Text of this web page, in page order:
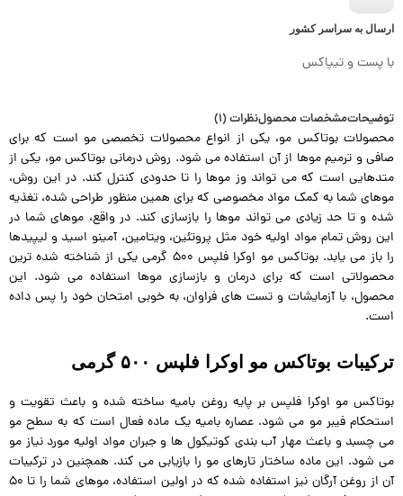
ارسال به سراسر کشور
با پست و تیپاکس
توضیحاتمشخصات محصولنظرات (1)
محصولات بوتاکس مو، یکی از انواع محصولات تخصصی مو است که برای
صافی و ترمیم موها از آن استفاده می شود. روش درمانی بوتاکس مو، یکی از
متدهایی است که می تواند وز موها را تا حدودی کنترل کند. در این روش،
موهای شما به کمک مواد مخصوصی که برای همین منظور طراحی شده، تغذیه
شده و تا حد زیادی می تواند موها را بازسازی کند. در واقع، موهای شما در
این روش تمام مواد اولیه خود مثل پروتئین، ویتامین، آمینو اسید و لیپیدها
را باز می یابد. بوتاکس مو اوکرا فلپس ۵۰۰ گرمی یکی از شناخته شده ترین
محصولاتی است که برای درمان و بازسازی موها استفاده می شود. این
محصول، با آزمایشات و تست های فراوان، به خوبی امتحان خود را پس داده
است.
ترکیبات بوتاکس مو اوکرا فلپس ۵۰۰ گرمی
بوتاکس مو اوکرا فلپس بر پایه روغن بامیه ساخته شده و باعث تقویت و
استحکام فیبر مو می شود. عصاره بامیه یک ماده فعال است که به سطح مو
می چسبد و باعث مهار آب بندی کوتیکول ها و جبران مواد اولیه مورد نیاز مو
می شود. این ماده ساختار تارهای مو را بازیابی می کند. همچنین در ترکیبات
آن از روغن آرگان نیز استفاده شده که در اولین استفاده، موهای شما را تا 50